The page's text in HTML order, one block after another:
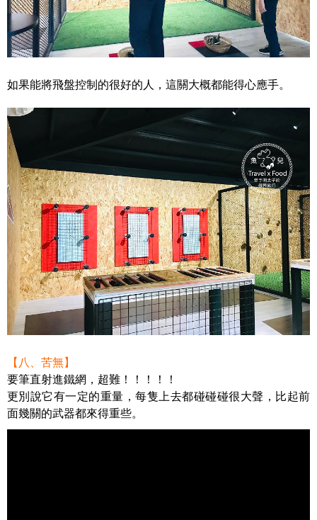
如果能將飛盤控制的很好的人，這關大概都能得心應手。
【八、苦無】
要筆直射進鐵網，超難！！！！！
更別說它有一定的重量，每隻上去都碰碰碰很大聲，比起前
面幾關的武器都來得重些。